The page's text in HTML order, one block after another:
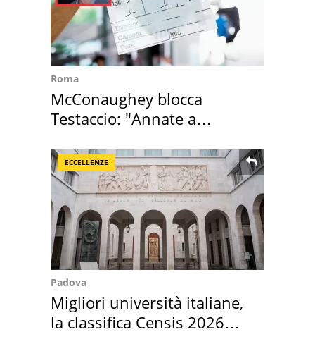
Roma
McConaughey blocca
Testaccio: "Annate a
ECCELLENZE
Padova
Migliori università italiane,
la classifica Censis 2026